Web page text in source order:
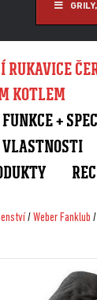
RUKAVICE
KOTLEM
FUNKCE +
VLASTNOSTI
/Weber Fanklub /